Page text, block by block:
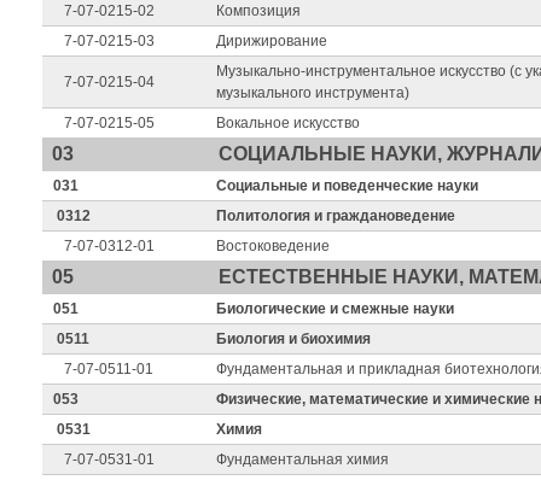
7-07-0215-02
Композиция
7-07-0215-03
Дирижирование
7-07-0215-04
Музыкально-инструментальное искусство (с
музыкального инструмента)
7-07-0215-05
Вокальное искусство
03 СОЦИАЛЬНЫЕ НАУКИ,
031
Социальные и поведенческие науки
0312
Политология и граждановедение
7-07-0312-01
Востоковедение
05 ЕСТЕСТВЕННЫЕ НАУКИ,
051
Биологические и смежные науки
0511
Биология и биохимия
7-07-0511-01
Фундаментальная и прикладная
053
Физические, математические и химические
0531
Химия
7-07-0531-01
Фундаментальная химия